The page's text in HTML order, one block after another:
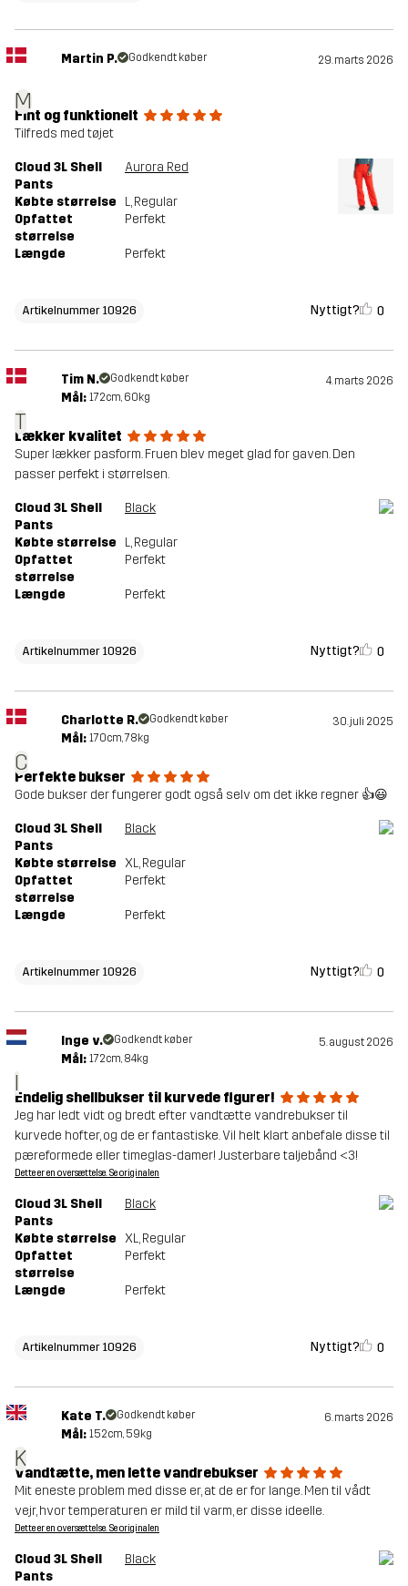
M
Martin P. Godkendt køber 29. marts 2026
Fint og funktionelt
Tilfreds med tøjet
Cloud 3L Shell
Pants
Aurora Red
Købte størrelse L, Regular
Opfattet
størrelse
Perfekt
Længde Perfekt
Artikelnummer 10926 Nyttigt? 0
T
Tim N. Godkendt køber 4. marts 2026
Mål: 172cm, 60kg
Lækker kvalitet
Super lækker pasform. Fruen blev meget glad for gaven. Den
passer perfekt i størrelsen.
Cloud 3L Shell
Pants
Black
Købte størrelse L, Regular
Opfattet
størrelse
Perfekt
Længde Perfekt
Artikelnummer 10926 Nyttigt? 0
C
Charlotte R. Godkendt køber 30. juli 2025
Mål: 170cm, 78kg
Perfekte bukser
Gode bukser der fungerer godt også selv om det ikke regner 👍😃
Cloud 3L Shell
Pants
Black
Købte størrelse XL, Regular
Opfattet
størrelse
Perfekt
Længde Perfekt
Artikelnummer 10926 Nyttigt? 0
I
Inge v. Godkendt køber 5. august 2026
Mål: 172cm, 84kg
Endelig shellbukser til kurvede figurer!
Jeg har ledt vidt og bredt efter vandtætte vandrebukser til
kurvede hofter, og de er fantastiske. Vil helt klart anbefale disse til
pæreformede eller timeglas-damer! Justerbare taljebånd <3!
Dette er en oversættelse. Se originalen
Cloud 3L Shell
Pants
Black
Købte størrelse XL, Regular
Opfattet
størrelse
Perfekt
Længde Perfekt
Artikelnummer 10926 Nyttigt? 0
K
Kate T. Godkendt køber 6. marts 2026
Mål: 152cm, 59kg
Vandtætte, men lette vandrebukser
Mit eneste problem med disse er, at de er for lange. Men til vådt
vejr, hvor temperaturen er mild til varm, er disse ideelle.
Dette er en oversættelse. Se originalen
Cloud 3L Shell
Pants
Black